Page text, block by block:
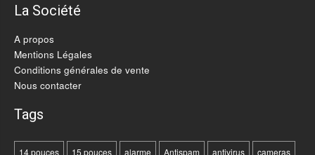
La Société
A propos
Mentions Légales
Conditions générales de vente
Nous contacter
Tags
14 pouces 15 pouces alarme Antispam antivirus cameras